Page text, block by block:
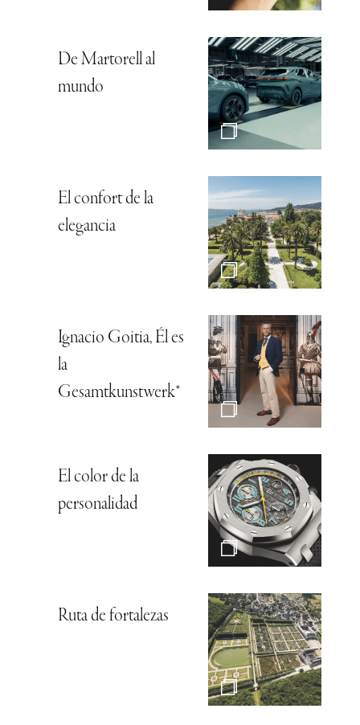
De Martorell al
mundo
El confort de la
elegancia
Ignacio Goitia, Él es
la
Gesamtkunstwerk*
El color de la
personalidad
Ruta de fortalezas